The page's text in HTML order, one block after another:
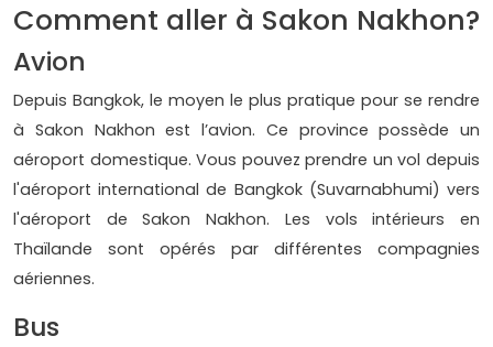
Comment aller à Sakon Nakhon?
Avion
Depuis Bangkok, le moyen le plus pratique pour se rendre
à Sakon Nakhon est l’avion. Ce province possède un
aéroport domestique. Vous pouvez prendre un vol depuis
l'aéroport international de Bangkok (Suvarnabhumi) vers
l'aéroport de Sakon Nakhon. Les vols intérieurs en
Thaïlande sont opérés par différentes compagnies
aériennes.
Bus